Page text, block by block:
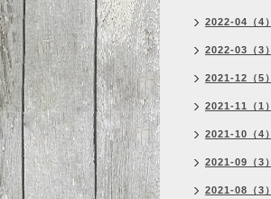
2022-04（4）
2022-03（3）
2021-12（5）
2021-11（1）
2021-10（4）
2021-09（3）
2021-08（3）